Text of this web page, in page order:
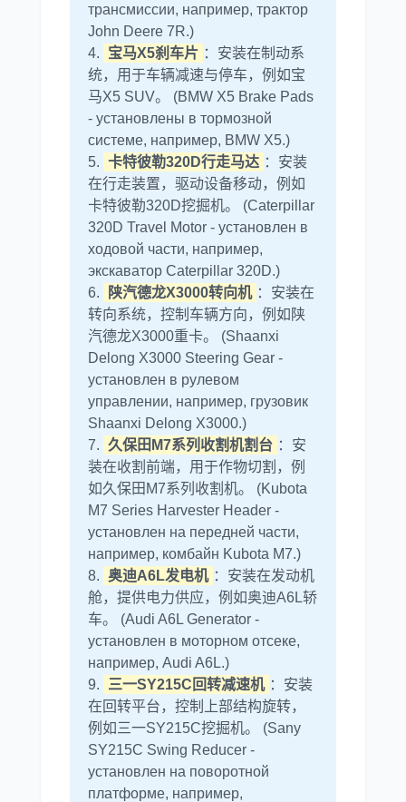
трансмиссии, например, трактор
John Deere 7R.)
4.
宝马X5刹车片 ：安装在制动系
统，用于车辆减速与停车，例如宝
马X5 SUV。 (BMW X5 Brake Pads
- установлены в тормозной
системе, например, BMW X5.)
5. 卡特彼勒320D行走马达 ：安装
在行走装置，驱动设备移动，例如
卡特彼勒320D挖掘机。 (Caterpillar
320D Travel Motor - установлен в
ходовой части, например,
экскаватор Caterpillar 320D.)
6.
陕汽德龙X3000转向机 ：安装在
转向系统，控制车辆方向，例如陕
汽德龙X3000重卡。 (Shaanxi
Delong X3000 Steering Gear -
установлен в рулевом
управлении, например, грузовик
Shaanxi Delong X3000.)
7. 久保田M7系列收割机割台 ：安
装在收割前端，用于作物切割，例
如久保田M7系列收割机。 (Kubota
M7 Series Harvester Header -
установлен на передней части,
например, комбайн Kubota M7.)
8.
奥迪A6L发电机 ：安装在发动机
舱，提供电力供应，例如奥迪A6L轿
车。 (Audi A6L Generator -
установлен в моторном отсеке,
например, Audi A6L.)
9.
三一SY215C回转减速机 ：安装
在回转平台，控制上部结构旋转，
例如三一SY215C挖掘机。 (Sany
SY215C Swing Reducer -
установлен на поворотной
платформе, например,